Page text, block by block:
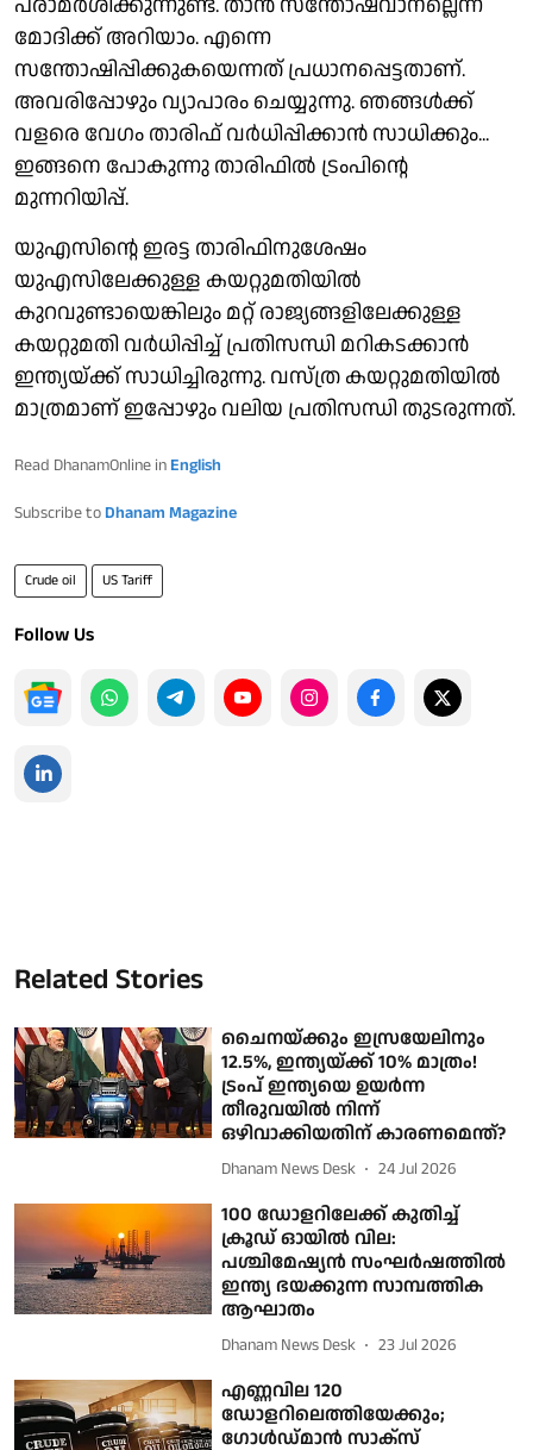
മോദിക്ക് അറിയാം. എന്നെ
സന്തോഷിപ്പിക്കുകയെന്നത് പ്രധാനപ്പെട്ടതാണ്.
അവരിപ്പോഴും വ്യാപാരം ചെയ്യുന്നു. ഞങ്ങള്‍ക്ക്
വളരെ വേഗം താരിഫ് വര്‍ധിപ്പിക്കാന്‍ സാധിക്കും...
ഇങ്ങനെ പോകുന്നു താരിഫില്‍ ട്രംപിന്റെ
മുന്നറിയിപ്പ്.
യുഎസിന്റെ ഇരട്ട താരിഫിനുശേഷം
യുഎസിലേക്കുള്ള കയറ്റുമതിയില്‍
കുറവുണ്ടായെങ്കിലും മറ്റ് രാജ്യങ്ങളിലേക്കുള്ള
കയറ്റുമതി വര്‍ധിപ്പിച്ച് പ്രതിസന്ധി മറികടക്കാന്‍
ഇന്ത്യയ്ക്ക് സാധിച്ചിരുന്നു. വസ്ത്ര കയറ്റുമതിയില്‍
മാത്രമാണ് ഇപ്പോഴും വലിയ പ്രതിസന്ധി തുടരുന്നത്.
Read DhanamOnline in English
Subscribe to Dhanam Magazine
Crude oil US Tariff
Follow Us
Related Stories
ചൈനയ്ക്കും ഇസ്രയേലിനും
12.5%, ഇന്ത്യയ്ക്ക് 10% മാത്രം!
ട്രംപ് ഇന്ത്യയെ ഉയര്‍ന്ന
തീരുവയില്‍ നിന്ന്
ഒഴിവാക്കിയതിന് കാരണമെന്ത്?
Dhanam News Desk 24 Jul 2026
100 ഡോളറിലേക്ക് കുതിച്ച്
ക്രൂഡ് ഓയിൽ വില:
പശ്ചിമേഷ്യൻ സംഘർഷത്തിൽ
ഇന്ത്യ ഭയക്കുന്ന സാമ്പത്തിക
ആഘാതം
Dhanam News Desk 23 Jul 2026
എണ്ണവില 120
ഡോളറിലെത്തിയേക്കും;
ഗോൾഡ്മാൻ സാക്സ്